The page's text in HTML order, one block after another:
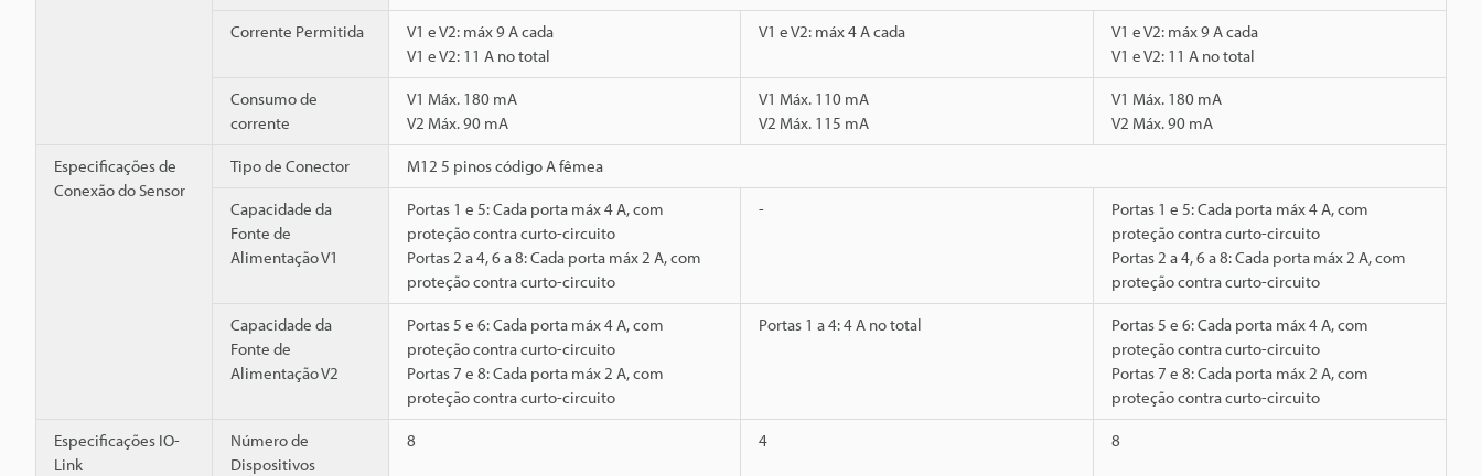
Corrente Permitida
V1 e V2: máx 9 A cada
V1 e V2: 11 A no total
V1 e V2: máx 4 A cada
V1 e V2: máx 9 A cada
V1 e V2: 11 A no total
Consumo de
corrente
V1 Máx. 180 mA
V2 Máx. 90 mA
V1 Máx. 110 mA
V2 Máx. 115 mA
V1 Máx. 180 mA
V2 Máx. 90 mA
Especificações de
Conexão do Sensor
Tipo de Conector M12 5 pinos código A fêmea
Capacidade da
Fonte de
Alimentação V1
Portas 1 e 5: Cada porta máx 4 A, com
proteção contra curto-circuito
Portas 2 a 4, 6 a 8: Cada porta máx 2 A, com
proteção contra curto-circuito
-
Portas 1 e 5: Cada porta máx 4 A, com
proteção contra curto-circuito
Portas 2 a 4, 6 a 8: Cada porta máx 2 A, com
proteção contra curto-circuito
Capacidade da
Fonte de
Alimentação V2
Portas 5 e 6: Cada porta máx 4 A, com
proteção contra curto-circuito
Portas 7 e 8: Cada porta máx 2 A, com
proteção contra curto-circuito
Portas 1 a 4: 4 A no total
Portas 5 e 6: Cada porta máx 4 A, com
proteção contra curto-circuito
Portas 7 e 8: Cada porta máx 2 A, com
proteção contra curto-circuito
Especificações IO-
Link
Número de
Dispositivos
8 4 8